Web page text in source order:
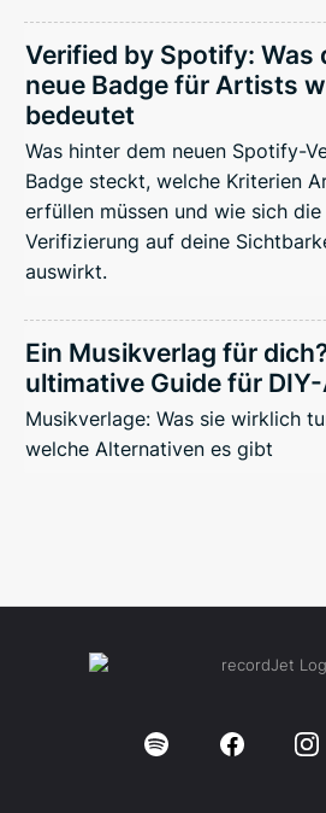
Verified by Spotify: Was
neue Badge für Artists
bedeutet
Was hinter dem neuen Spotify-
Badge steckt, welche Kriterien
erfüllen müssen und wie sich die
Verifizierung auf deine
auswirkt.
Ein Musikverlag für
ultimative Guide für
Musikverlage: Was sie wirklich
welche Alternativen es gibt